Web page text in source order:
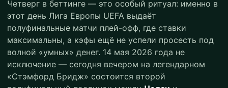
Четверг в беттинге — это особый ритуал: именно в
этот день Лига Европы UEFA выдаёт
полуфинальные матчи плей-офф, где ставки
максимальны, а кэфы ещё не успели просесть под
волной «умных» денег. 14 мая 2026 года не
исключение — сегодня вечером на легендарном
«Стэмфорд Бридж» состоится второй